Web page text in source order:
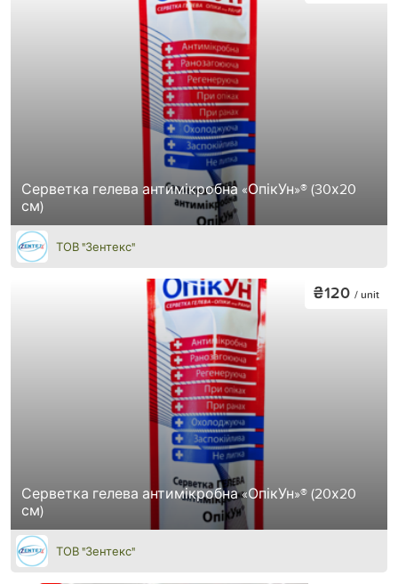
Серветка гелева антимікробна «ОпікУн»® (30х20
см)
ТОВ "Зентекс"
Серветка гелева антимікробна «ОпікУн»® (20х20
см)
₴120 / unit
ТОВ "Зентекс"